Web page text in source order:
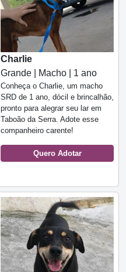
Charlie
Grande | Macho | 1 ano
Conheça o Charlie, um macho
SRD de 1 ano, dócil e brincalhão,
pronto para alegrar seu lar em
Taboão da Serra. Adote esse
companheiro carente!
Quero Adotar